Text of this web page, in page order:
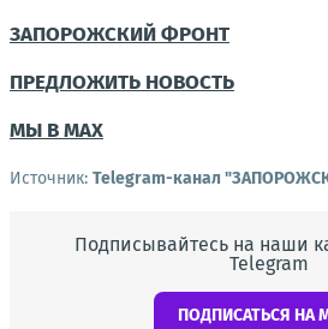
ЗАПОРОЖСКИЙ ФРОНТ
ПРЕДЛОЖИТЬ НОВОСТЬ
МЫ В MAX
Источник: Telegram-канал
Подписывайтесь на наши
Telegram
ПОДПИСАТЬСЯ НА